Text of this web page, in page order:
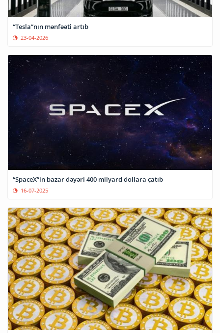
“Tesla”nın mənfəəti artıb
23-04-2026
“SpaceX”in bazar dəyəri 400 milyard dollara çatıb
16-07-2025